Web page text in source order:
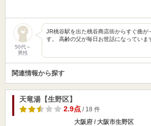
50代～
男性
JR桃谷駅を出た桃谷商店街からすぐ曲が
す。 高齢の父が毎日お世話になっていま
関連情報から探す
天竜湯【生野区】
2.9点/ 18 件
大阪府 / 大阪市生野区